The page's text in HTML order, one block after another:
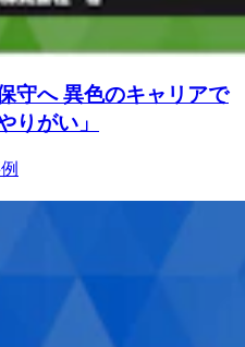
守へ 異色のキャリアで
りがい」